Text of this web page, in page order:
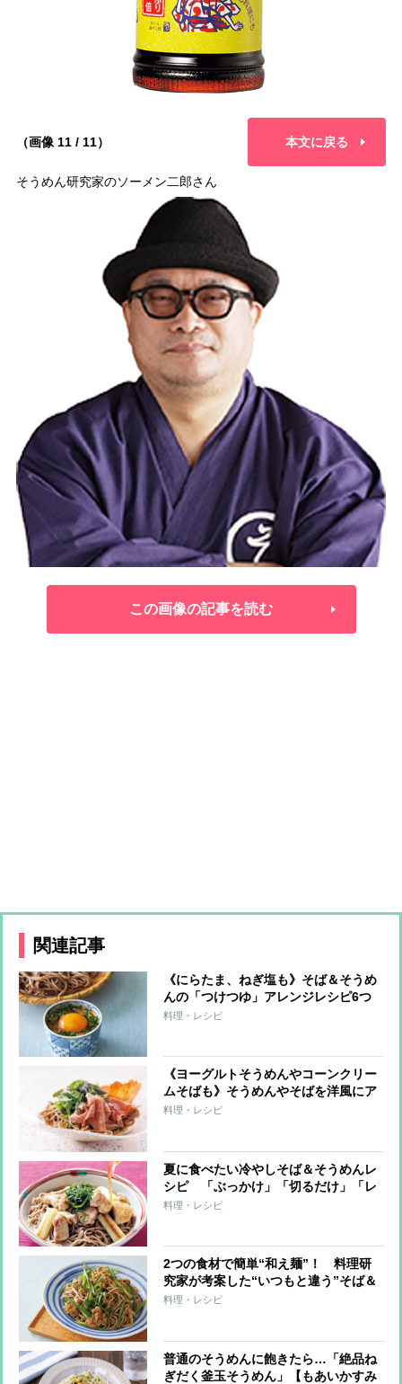
（画像 11 / 11） 本文に戻る
そうめん研究家のソーメン二郎さん
この画像の記事を読む
関連記事
《にらたま、ねぎ塩も》そば＆そうめ
んの「つけつゆ」アレンジレシピ6つ
を料理研究家が伝授
料理・レシピ
《ヨーグルトそうめんやコーンクリー
ムそばも》そうめんやそばを洋風にア
レンジしたら…？料理研究家が考案し
料理・レシピ
夏に食べたい冷やしそば＆そうめんレ
シピ 「ぶっかけ」「切るだけ」「レ
ンチン」であっという間に完成！
料理・レシピ
2つの食材で簡単“和え麺”！ 料理研
究家が考案した“いつもと違う”そば＆
そうめんのアレンジレシピ
料理・レシピ
普通のそうめんに飽きたら…「絶品ね
ぎだく釜玉そうめん」【もあいかすみ